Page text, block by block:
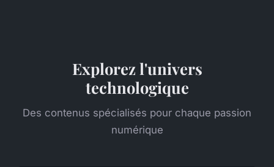
Explorez l'univers
technologique
Des contenus spécialisés pour chaque passion
numérique